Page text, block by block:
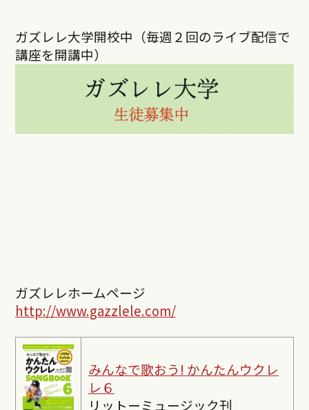
ガズレレ大学開校中（毎週２回のライブ配信で
講座を開講中）
ガズレレホームページ
http://www.gazzlele.com/
みんなで歌おう! かんたんウクレ
レ６
リットーミュージック刊